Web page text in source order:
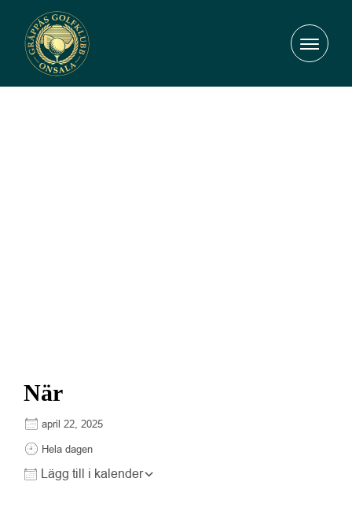
När
april 22, 2025
Hela dagen
Lägg till i kalender
Ladda ner ICS